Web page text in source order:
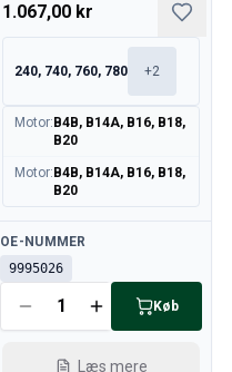
1.067,00 kr
240, 740, 760, 780 +2
Motor: B4B, B14A, B16, B18,
B20
Motor: B4B, B14A, B16, B18,
B20
Tilgængelig
OE-NUMMER
9995026
Køb
Læs mere